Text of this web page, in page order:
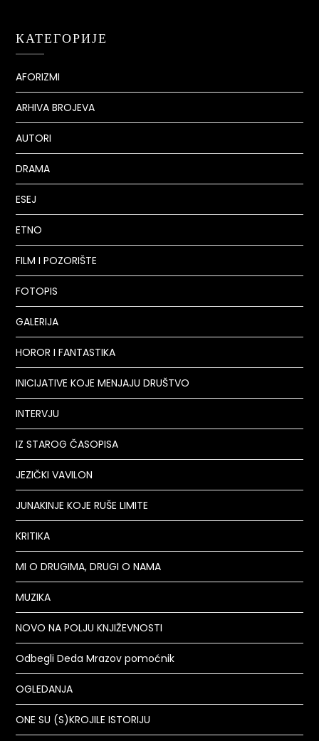
КАТЕГОРИЈЕ
AFORIZMI
ARHIVA BROJEVA
AUTORI
DRAMA
ESEJ
ETNO
FILM I POZORIŠTE
FOTOPIS
GALERIJA
HOROR I FANTASTIKA
INICIJATIVE KOJE MENJAJU DRUŠTVO
INTERVJU
IZ STAROG ČASOPISA
JEZIČKI VAVILON
JUNAKINJE KOJE RUŠE LIMITE
KRITIKA
MI O DRUGIMA, DRUGI O NAMA
MUZIKA
NOVO NA POLJU KNJIŽEVNOSTI
Odbegli Deda Mrazov pomoćnik
OGLEDANJA
ONE SU (S)KROJILE ISTORIJU